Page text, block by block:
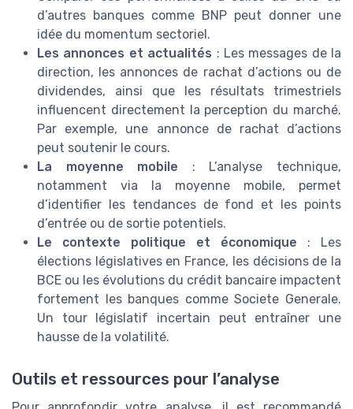
d’autres banques comme BNP peut donner une
idée du momentum sectoriel.
Les annonces et actualités : Les messages de la
direction, les annonces de rachat d’actions ou de
dividendes, ainsi que les résultats trimestriels
influencent directement la perception du marché.
Par exemple, une annonce de rachat d’actions
peut soutenir le cours.
La moyenne mobile : L’analyse technique,
notamment via la moyenne mobile, permet
d’identifier les tendances de fond et les points
d’entrée ou de sortie potentiels.
Le contexte politique et économique : Les
élections législatives en France, les décisions de la
BCE ou les évolutions du crédit bancaire impactent
fortement les banques comme Societe Generale.
Un tour législatif incertain peut entraîner une
hausse de la volatilité.
Outils et ressources pour l’analyse